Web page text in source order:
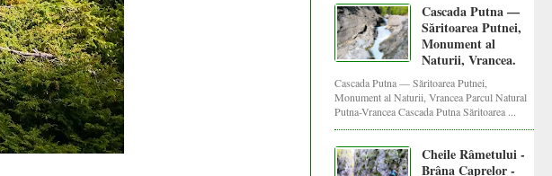
Cascada Putna —
Săritoarea Putnei,
Monument al
Naturii, Vrancea.
Cascada Putna — Săritoarea Putnei,
Monument al Naturii, Vrancea Parcul Natural
Putna-Vrancea Cascada Putna Săritoarea ...
Cheile Râmetului -
Brâna Caprelor -